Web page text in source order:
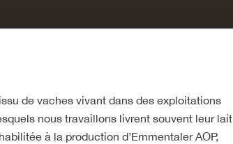
de vaches vivant dans des exploitations
nous travaillons livrent souvent leur lait
à la production d’Emmentaler AOP,